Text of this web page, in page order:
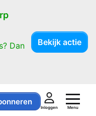
Dan
Bekijk actie
Inloggen Menu